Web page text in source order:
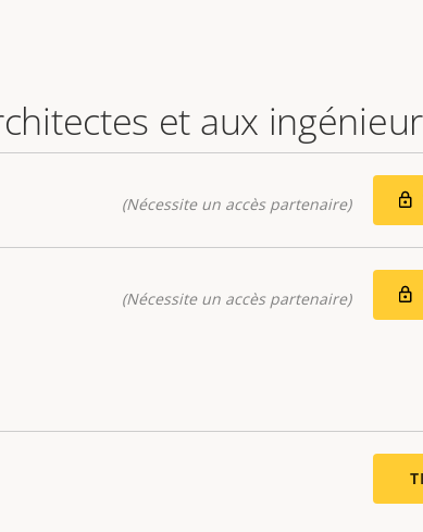
et aux
(Nécessite un accès partenaire)
(Nécessite un accès partenaire)